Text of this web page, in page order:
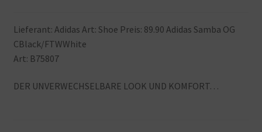
Lieferant: Adidas Art: Shoe Preis: 89.90 Adidas Samba OG
CBlack/FTWWhite
Art: B75807
DER UNVERWECHSELBARE LOOK UND KOMFORT…